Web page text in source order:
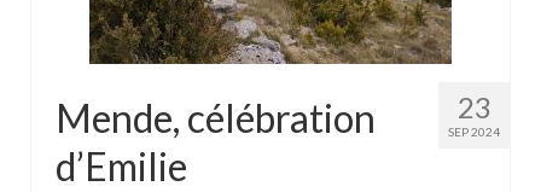
23
SEP 2024
Mende, célébration
d’Emilie